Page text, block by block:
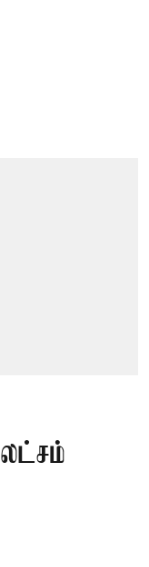
லட்சம்